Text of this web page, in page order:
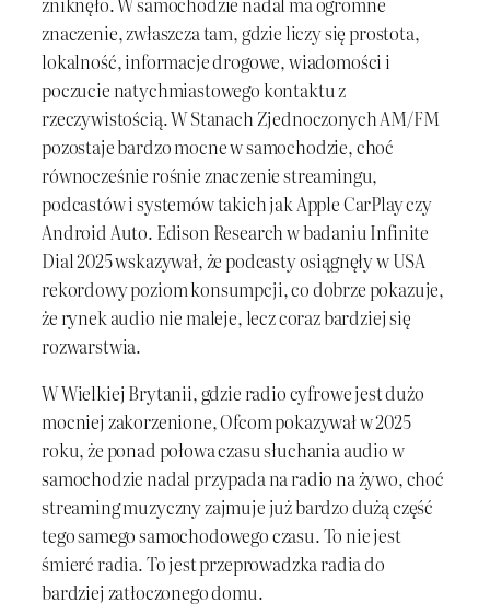
znaczenie, zwłaszcza tam, gdzie liczy się prostota,
lokalność, informacje drogowe, wiadomości i
poczucie natychmiastowego kontaktu z
rzeczywistością. W Stanach Zjednoczonych AM/FM
pozostaje bardzo mocne w samochodzie, choć
równocześnie rośnie znaczenie streamingu,
podcastów i systemów takich jak Apple CarPlay czy
Android Auto. Edison Research w badaniu Infinite
Dial 2025 wskazywał, że podcasty osiągnęły w USA
rekordowy poziom konsumpcji, co dobrze pokazuje,
że rynek audio nie maleje, lecz coraz bardziej się
rozwarstwia.
W Wielkiej Brytanii, gdzie radio cyfrowe jest dużo
mocniej zakorzenione, Ofcom pokazywał w 2025
roku, że ponad połowa czasu słuchania audio w
samochodzie nadal przypada na radio na żywo, choć
streaming muzyczny zajmuje już bardzo dużą część
tego samego samochodowego czasu. To nie jest
śmierć radia. To jest przeprowadzka radia do
bardziej zatłoczonego domu.